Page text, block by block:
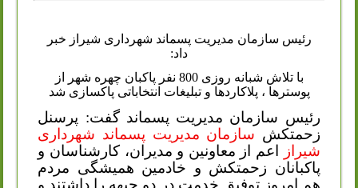
رئیس سازمان مدیریت پسماند شهرداری شیراز خبر
داد:
با تلاش شبانه روزی 800 نفر پاکبان چهره شهر از
پوسترها ، پلاکاردها و تبلیغات انتخاباتی پاکسازی شد
رئیس سازمان مدیریت پسماند گفت: پرسنل
زحمتکش سازمان مدیریت پسماند شهرداری
شیراز
اعم از معاونین و مدیران، کارشناسان و
پاکبانان زحمتکش و خادمین همیشگی مردم
هم امروز توفیق خدمت در دو جبهه را داشتند و